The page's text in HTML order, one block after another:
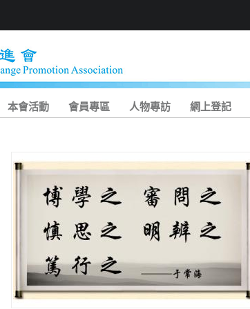
本會活動 會員專區 人物專訪 網上登記